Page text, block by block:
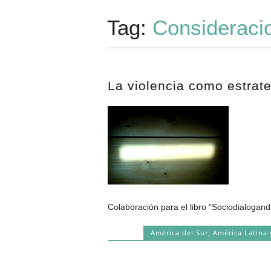
Tag:
La violencia como
Colaboración para el libro
América del Sur,América Latina